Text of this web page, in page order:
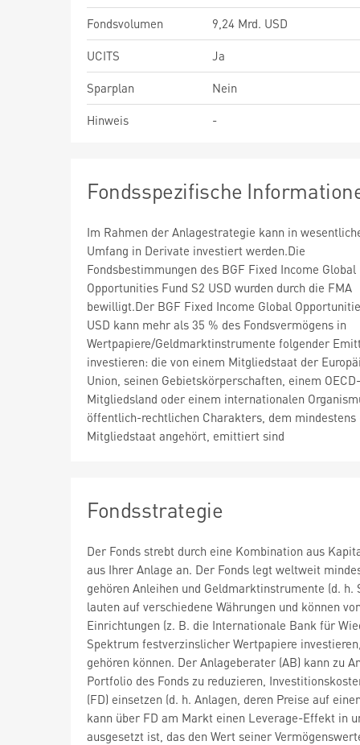
Fondsvolumen
9,24 Mrd. USD
UCITS
Ja
Sparplan
Nein
Hinweis
-
Fondsspezifische
Im Rahmen der Anlagestrategie kann in
Umfang in Derivate investiert werden.Die
Fondsbestimmungen des BGF Fixed Income Global
Opportunities Fund S2 USD wurden durch die FMA
bewilligt.Der BGF Fixed Income Global
USD kann mehr als 35 % des Fondsvermögens in
Wertpapiere/Geldmarktinstrumente folgender
investieren: die von einem Mitgliedstaat der
Union, seinen Gebietskörperschaften, einem OECD-
Mitgliedsland oder einem internationalen
öffentlich-rechtlichen Charakters, dem mindestens
Mitgliedstaat angehört, emittiert sind
Fondsstrategie
Der Fonds strebt durch eine Kombination aus
aus Ihrer Anlage an. Der Fonds legt weltweit
gehören Anleihen und Geldmarktinstrumente (d.
lauten auf verschiedene Währungen und können
Einrichtungen (z. B. die Internationale Bank für
Spektrum festverzinslicher Wertpapiere
gehören können. Der Anlageberater (AB) kann zu
Portfolio des Fonds zu reduzieren,
(FD) einsetzen (d. h. Anlagen, deren Preise auf
kann über FD am Markt einen Leverage-Effekt in
ausgesetzt ist, das den Wert seiner